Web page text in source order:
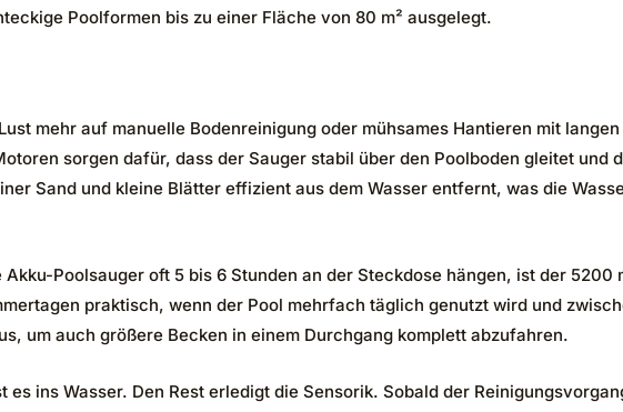
Poolformen bis zu einer Fläche von 80 m² ausgelegt.
mehr auf manuelle Bodenreinigung oder mühsames Hantieren mit
sorgen dafür, dass der Sauger stabil über den Poolboden gleitet und
Sand und kleine Blätter effizient aus dem Wasser entfernt, was die
Poolsauger oft 5 bis 6 Stunden an der Steckdose hängen, ist der 5200
praktisch, wenn der Pool mehrfach täglich genutzt wird und
um auch größere Becken in einem Durchgang komplett abzufahren.
ins Wasser. Den Rest erledigt die Sensorik. Sobald der